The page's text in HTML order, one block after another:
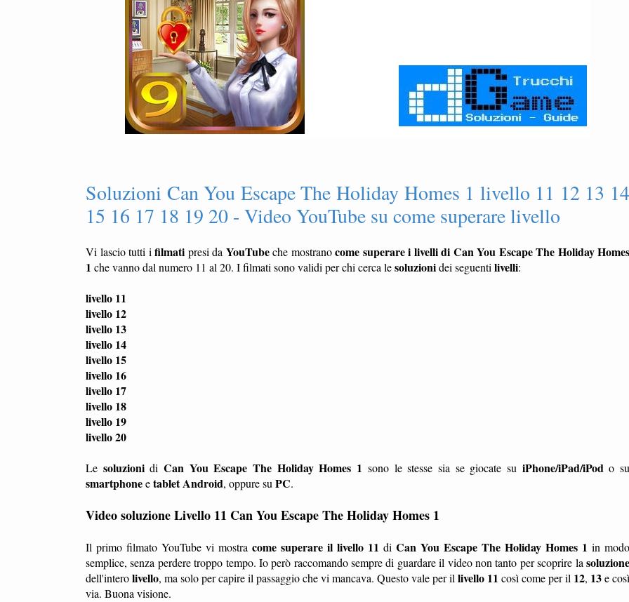
Soluzioni Can You Escape The Holiday Homes 1 livello 11 12 13 14
15 16 17 18 19 20 - Video YouTube su come superare livello
Vi lascio tutti i filmati presi da YouTubeche mostranocome superare i livelli di Can You Escape The Holiday Homes
1 che vanno dal numero 11 al 20. I filmati sono validi per chi cerca lesoluzionidei seguenti livelli:
livello 11
livello 12
livello 13
livello 14
livello 15
livello 16
livello 17
livello 18
livello 19
livello 20
Le soluzionidiCan You Escape The Holiday Homes 1 sono le stesse sia se giocate su iPhone/iPad/iPod o
smartphoneetabletAndroid, oppure su PC.
Video soluzione Livello 11 Can You Escape The Holiday Homes 1
Il primo filmato YouTube vi mostra come superare il livello 11 di Can You Escape The Holiday Homes 1 in modo
semplice, senza perdere troppo tempo. Io però raccomando sempre di guardare il video non tanto per scoprire la soluzione
dell'interolivello, ma solo per capire il passaggio che vi mancava. Questo vale per il livello 11 così come per il 12, 13e così
via. Buona visione.